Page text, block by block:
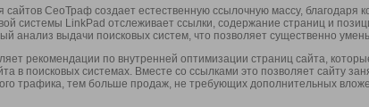
сайтов СеоТраф создает естественную ссылочную массу,
системы LinkPad отслеживает ссылки, содержание страниц и
анализ выдачи поисковых систем, что позволяет существенно
рекомендации по внутренней оптимизации страниц сайта,
в поисковых системах. Вместе со ссылками это позволяет сайту
трафика, тем больше продаж, не требующих дополнительных